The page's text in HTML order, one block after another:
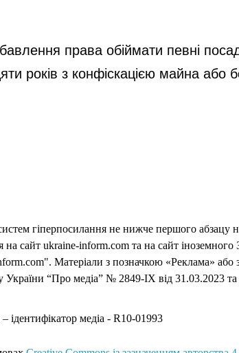
права обіймати певні
років з конфіскацією майна або
гіперпосилання не нижче першого
сайт ukraine-inform.com та на сайт
Матеріали з позначкою «Реклама» або
“Про медіа” № 2849-IX від 31.03.2023 та
ідентифікатор медіа - R10-01993